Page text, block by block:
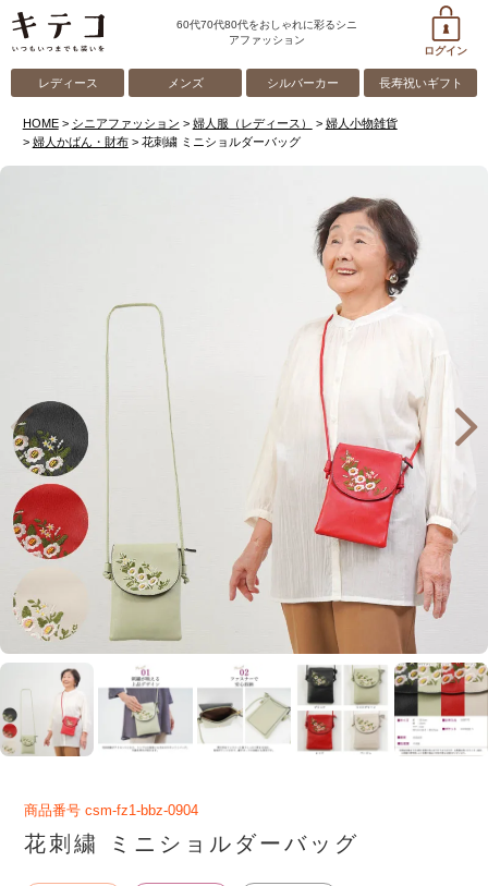
60代70代80代をおしゃれに彩るシニ
アファッション
ログイン
レディース メンズ シルバーカー 長寿祝いギフト
HOME シニアファッション 婦人服（レディース）
婦人小物雑貨
婦人かばん・財布
花刺繍 ミニショルダーバッグ
商品番号 csm-fz1-bbz-0904
花刺繍 ミニショルダーバッグ